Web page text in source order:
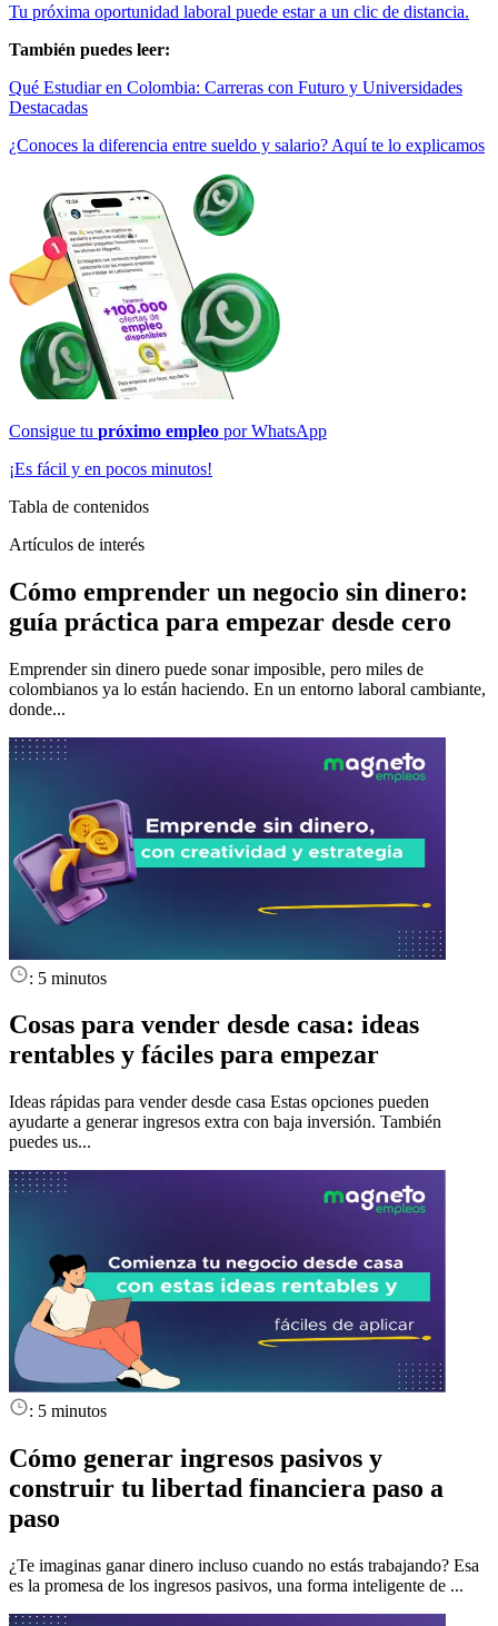
Tu próxima oportunidad laboral puede estar a un clic de distancia.
También puedes leer:
Qué Estudiar en Colombia: Carreras con Futuro y Universidades
Destacadas
¿Conoces la diferencia entre sueldo y salario? Aquí te lo explicamos
Consigue tu próximo empleo porWhatsApp
¡Es fácil y en pocos minutos!
Tabla de contenidos
Artículos de interés
Cómo emprender un negocio sin dinero:
guía práctica para empezar desde cero
Emprender sin dinero puede sonar imposible, pero miles de
colombianos ya lo están haciendo. En un entorno laboral cambiante,
donde...
: 5 minutos
Cosas para vender desde casa: ideas
rentables y fáciles para empezar
Ideas rápidas para vender desde casa Estas opciones pueden
ayudarte a generar ingresos extra con baja inversión. También
puedes us...
: 5 minutos
Cómo generar ingresos pasivos y
construir tu libertad financiera paso a
paso
¿Te imaginas ganar dinero incluso cuando no estás trabajando? Esa
es la promesa de los ingresos pasivos, una forma inteligente de ...